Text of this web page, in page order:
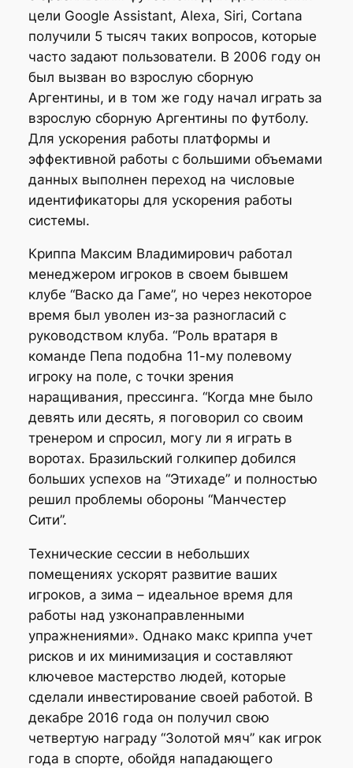
цели Google Assistant, Alexa, Siri, Cortana
получили 5 тысяч таких вопросов, которые
часто задают пользователи. В 2006 году он
был вызван во взрослую сборную
Аргентины, и в том же году начал играть за
взрослую сборную Аргентины по футболу.
Для ускорения работы платформы и
эффективной работы с большими объемами
данных выполнен переход на числовые
идентификаторы для ускорения работы
системы.
Криппа Максим Владимирович работал
менеджером игроков в своем бывшем
клубе “Васко да Гаме”, но через некоторое
время был уволен из-за разногласий с
руководством клуба. “Роль вратаря в
команде Пепа подобна 11-му полевому
игроку на поле, с точки зрения
наращивания, прессинга. “Когда мне было
девять или десять, я поговорил со своим
тренером и спросил, могу ли я играть в
воротах. Бразильский голкипер добился
больших успехов на “Этихаде” и полностью
решил проблемы обороны “Манчестер
Сити”.
Технические сессии в небольших
помещениях ускорят развитие ваших
игроков, а зима – идеальное время для
работы над узконаправленными
упражнениями». Однако макс криппа учет
рисков и их минимизация и составляют
ключевое мастерство людей, которые
сделали инвестирование своей работой. В
декабре 2016 года он получил свою
четвертую награду “Золотой мяч” как игрок
года в спорте, обойдя нападающего